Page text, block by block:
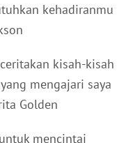
kehadiranmu
kisah-kisah
mengajari saya
Golden
mencintai